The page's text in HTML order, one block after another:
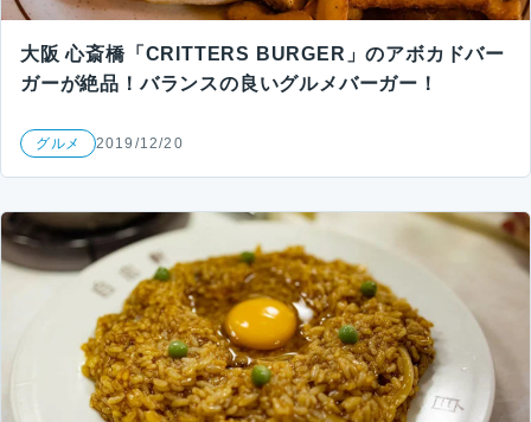
大阪 心斎橋「CRITTERS BURGER」のアボカドバー
ガーが絶品！バランスの良いグルメバーガー！
グルメ 2019/12/20